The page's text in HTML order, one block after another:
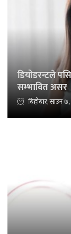
डियोडरन्टले
सम्भावित असर
बिहीबार, साउन